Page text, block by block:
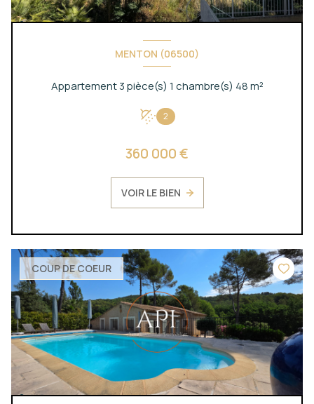
MENTON (06500)
Appartement 3 pièce(s) 1 chambre(s) 48 m²
2
360 000 €
VOIR LE BIEN
COUP DE COEUR